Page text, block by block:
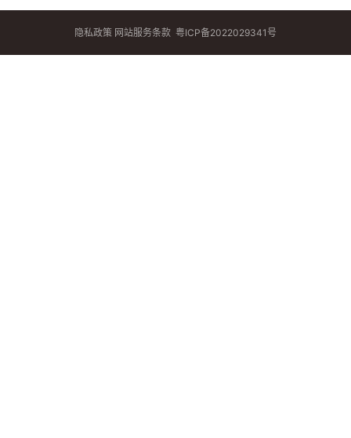
隐私政策 网站服务条款 粤ICP备2022029341号